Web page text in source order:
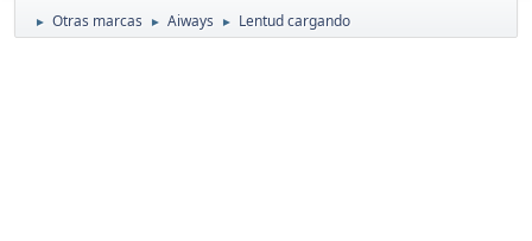
► Otras marcas ► Aiways ► Lentud cargando